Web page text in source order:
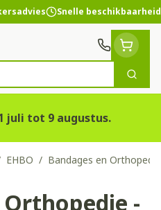
Snelle beschikbaarheid
Zoek
juli tot 9 augustus.
EHBO / Bandages en
Orthopedie -